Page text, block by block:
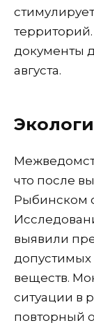
документы
августа.
что после
Рыбинском
выявили
веществ.
ситуации в
повторный